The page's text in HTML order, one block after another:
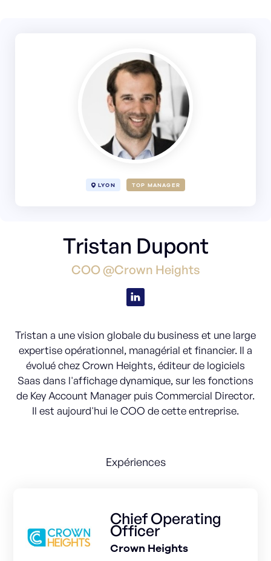
LYON TOP MANAGER
Tristan Dupont
COO @Crown Heights
Tristan a une vision globale du business et une large
expertise opérationnel, managérial et financier. Il a
évolué chez Crown Heights, éditeur de logiciels
Saas dans l'affichage dynamique, sur les fonctions
de Key Account Manager puis Commercial Director.
Il est aujourd'hui le COO de cette entreprise.
Expériences
Chief Operating
Officer
Crown Heights